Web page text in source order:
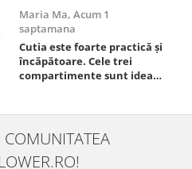
Maria Ma, Acum 1
saptamana
Cutia este foarte practică și
încăpătoare. Cele trei
compartimente sunt ideale
este sigură, fără scurgeri. O
folosesc aproape zilnic la
serviciu și sunt foarte
mulțumită.